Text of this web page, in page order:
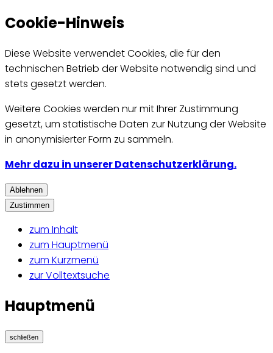
Cookie-Hinweis
Diese Website verwendet Cookies, die für den
technischen Betrieb der Website notwendig sind und
stets gesetzt werden.
Weitere Cookies werden nur mit Ihrer Zustimmung
gesetzt, um statistische Daten zur Nutzung der Website
in anonymisierter Form zu sammeln.
Mehr dazu in unserer Datenschutzerklärung.
Ablehnen
Zustimmen
zum Inhalt
zum Hauptmenü
zum Kurzmenü
zur Volltextsuche
Hauptmenü
schließen